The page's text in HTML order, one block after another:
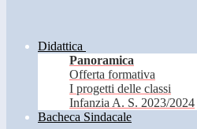
Didattica
Panoramica
Offerta formativa
I progetti delle classi
Infanzia A. S. 2023/2024
Bacheca Sindacale